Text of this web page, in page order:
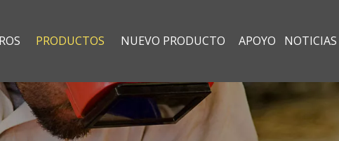
PRODUCTOS NUEVO PRODUCTO APOYO NOTICIAS